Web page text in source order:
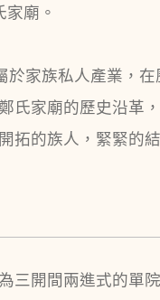
廟。
家族私人產業，
氏家廟的歷史沿革
拓的族人，緊緊的
三開間兩進式的單